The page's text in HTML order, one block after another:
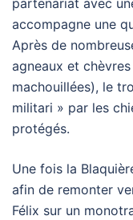
partenariat avec
accompagne une
Après de
agneaux et
machouillées), le
militari » par les
protégés.
Une fois la
afin de remonter
Félix sur un